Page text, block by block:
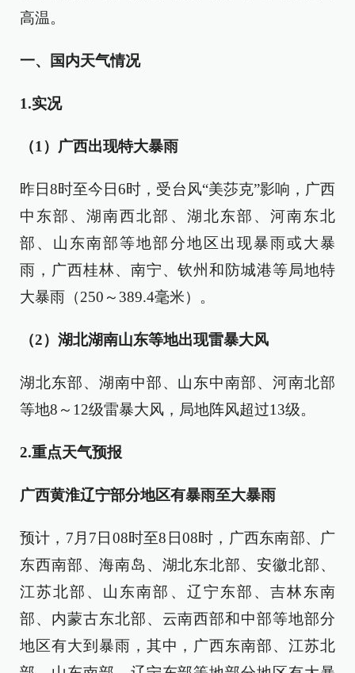
高温。
一、国内天气情况
1.实况
（1）广西出现特大暴雨
昨日8时至今日6时，受台风“美莎克”影响，广西
中东部、湖南西北部、湖北东部、河南东北
部、山东南部等地部分地区出现暴雨或大暴
雨，广西桂林、南宁、钦州和防城港等局地特
大暴雨（250～389.4毫米）。
（2）湖北湖南山东等地出现雷暴大风
湖北东部、湖南中部、山东中南部、河南北部
等地8～12级雷暴大风，局地阵风超过13级。
2.重点天气预报
广西黄淮辽宁部分地区有暴雨至大暴雨
预计，7月7日08时至8日08时，广西东南部、广
东西南部、海南岛、湖北东北部、安徽北部、
江苏北部、山东南部、辽宁东部、吉林东南
部、内蒙古东北部、云南西部和中部等地部分
地区有大到暴雨，其中，广西东南部、江苏北